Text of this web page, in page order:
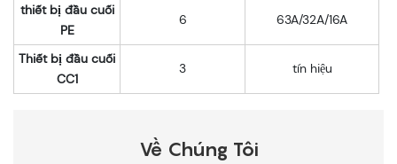
thiết bị đầu cuối
PE
6 63A/32A/16A
Thiết bị đầu cuối
CC1
3 tín hiệu
Về Chúng Tôi